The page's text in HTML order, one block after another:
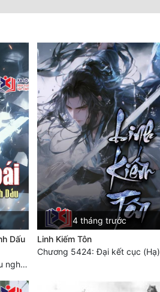
Dấu
Chương 3744. Chiến Đấu nghiền ép, Cực Thiên Chỉ Chủ (Đại Kết Cục)
4 tháng trước
Linh Kiếm Tôn
Chương 5424: Đại kết cục (Hạ)